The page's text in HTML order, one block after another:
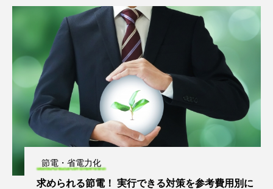
節電・省電力化
求められる節電！ 実行できる対策を参考費用別に